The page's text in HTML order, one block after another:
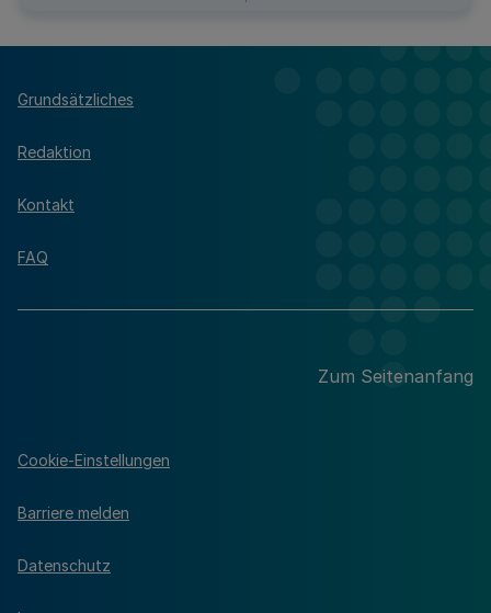
Grundsätzliches
Redaktion
Kontakt
FAQ
Zum Seitenanfang
Cookie-Einstellungen
Barriere melden
Datenschutz